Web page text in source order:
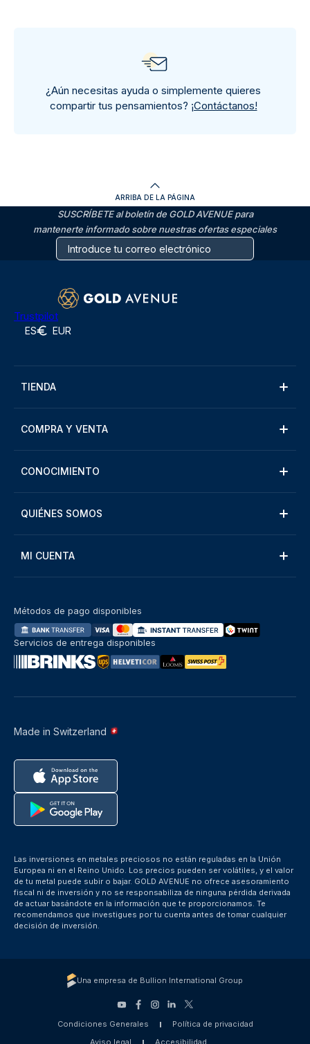
¿Aún necesitas ayuda o simplemente quieres
compartir tus pensamientos? ¡Contáctanos!
ARRIBA DE LA PÁGINA
SUSCRÍBETE al boletín de GOLD AVENUE para
mantenerte informado sobre nuestras ofertas especiales
Trustpilot
ES EUR
TIENDA
COMPRA Y VENTA
CONOCIMIENTO
QUIÉNES SOMOS
MI CUENTA
Made in Switzerland
Métodos de pago disponibles
Servicios de entrega disponibles
Las inversiones en metales preciosos no están reguladas en la Unión
Europea ni en el Reino Unido. Los precios pueden ser volátiles, y el valor
de tu metal puede subir o bajar. GOLD AVENUE no ofrece asesoramiento
fiscal ni de inversión y no se responsabiliza de ninguna pérdida derivada
de actuar basándote en la información que te proporcionamos. Te
recomendamos que investigues por tu cuenta antes de tomar cualquier
decisión de inversión.
Una empresa de Bullion International Group
Condiciones Generales
Política de privacidad
Aviso legal
Accesibilidad